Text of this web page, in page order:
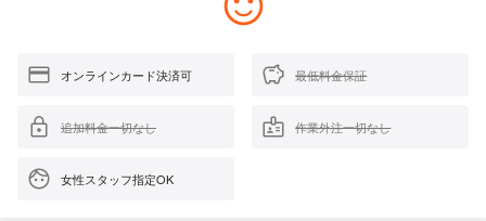
オンラインカード決済可 最低料金保証
追加料金一切なし 作業外注一切なし
女性スタッフ指定OK